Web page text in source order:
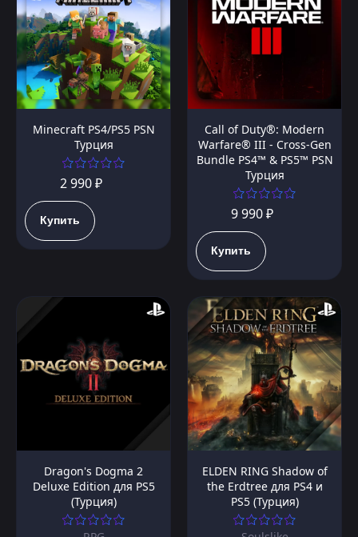
Minecraft PS4/PS5 PSN
Турция
2 990 ₽
Купить
Call of Duty®: Modern
Warfare® III - Cross-Gen
Bundle PS4™ & PS5™ PSN
Турция
9 990 ₽
Купить
Dragon's Dogma 2
Deluxe Edition для PS5
(Турция)
ELDEN RING Shadow of
the Erdtree для PS4 и
PS5 (Турция)